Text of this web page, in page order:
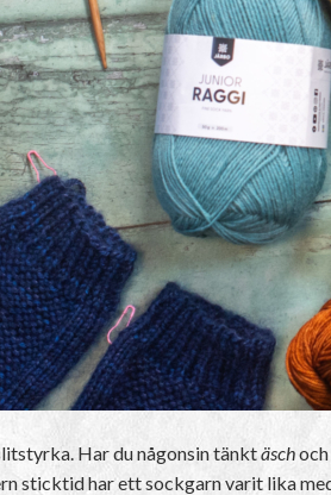
Har du någonsin tänktäsch
sticktid har ett sockgarn varit lika